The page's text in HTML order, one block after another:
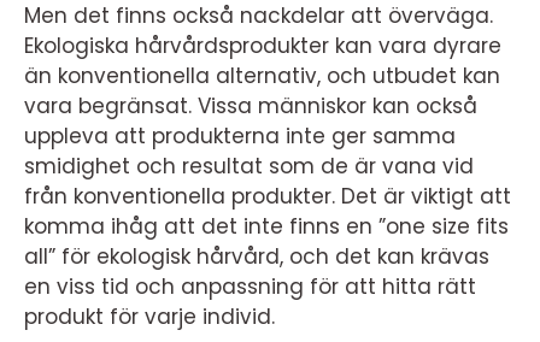
Men det finns också nackdelar att överväga.
Ekologiska hårvårdsprodukter kan vara dyrare
än konventionella alternativ, och utbudet kan
vara begränsat. Vissa människor kan också
uppleva att produkterna inte ger samma
smidighet och resultat som de är vana vid
från konventionella produkter. Det är viktigt att
komma ihåg att det inte finns en ”one size fits
all” för ekologisk hårvård, och det kan krävas
en viss tid och anpassning för att hitta rätt
produkt för varje individ.